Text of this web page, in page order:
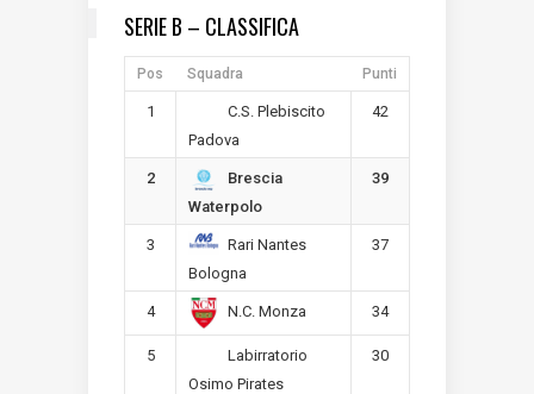
SERIE B – CLASSIFICA
Pos Squadra Punti
1
C.S. Plebiscito
Padova
42
2
Brescia
Waterpolo
39
3
Rari Nantes
Bologna
37
4 N.C. Monza 34
5
Labirratorio
Osimo Pirates
30